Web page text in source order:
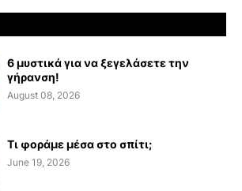
6 μυστικά για να ξεγελάσετε την
γήρανση!
August 08, 2026
Τι φοράμε μέσα στο σπίτι;
June 19, 2026